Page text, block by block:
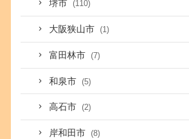
堺市 (110)
大阪狭山市 (1)
富田林市 (7)
和泉市 (5)
高石市 (2)
岸和田市 (8)